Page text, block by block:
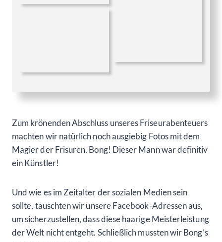
Magier der Frisuren, Bong! Dieser Mann war definitiv
sollte, tauschten wir unsere Facebook-Adressen aus,
um sicherzustellen, dass diese haarige Meisterleistung
Genialität gebührend teilen!
Dann stiegen wir in unser Auto, das sich im Laufe des
Tages aufgrund der brütenden 45°C-
Außentemperatur in einen wahren Backofen
Hoffentlich würde Biancas Makeup dieser Hitzewelle
standhalten und nicht wie ein Eis in der Sonne
schmelzen! 💄